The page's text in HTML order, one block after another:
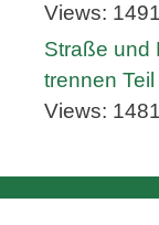
Views:
Straße und
trennen
Views: